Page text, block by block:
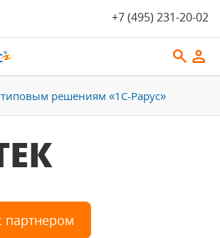
+7 (495) 231-20-02
решениям «1С-Рарус»
партнером